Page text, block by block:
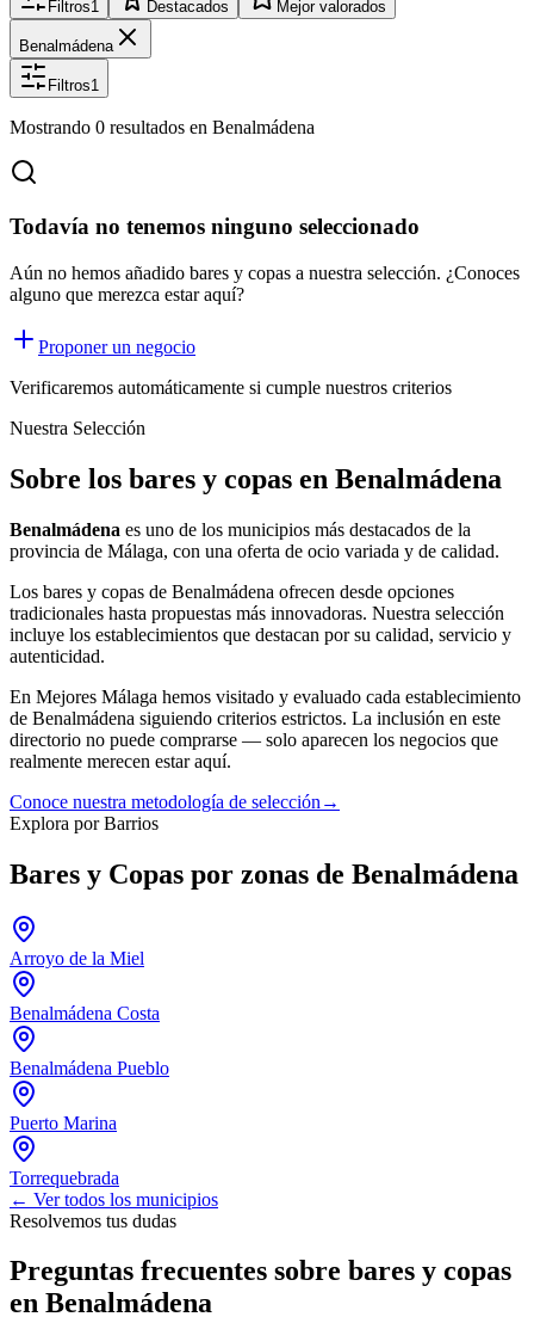
Filtros1 Destacados Mejor valorados
Benalmádena
Filtros1
Mostrando 0 resultados en Benalmádena
Todavía no tenemos ninguno seleccionado
Aún no hemos añadido bares y copas a nuestra selección. ¿Conoces
alguno que merezca estar aquí?
Proponer un negocio
Verificaremos automáticamente si cumple nuestros criterios
Nuestra Selección
Sobre los bares y copas en Benalmádena
Benalmádena es uno de los municipios más destacados de la
provincia de Málaga, con una oferta de ocio variada y de calidad.
Los bares y copas de Benalmádena ofrecen desde opciones
tradicionales hasta propuestas más innovadoras. Nuestra selección
incluye los establecimientos que destacan por su calidad, servicio y
autenticidad.
En Mejores Málaga hemos visitado y evaluado cada establecimiento
de Benalmádena siguiendo criterios estrictos. La inclusión en este
directorio no puede comprarse — solo aparecen los negocios que
realmente merecen estar aquí.
Conoce nuestra metodología de selección →
Explora por Barrios
Bares y Copas por zonas de Benalmádena
Arroyo de la Miel
Benalmádena Costa
Benalmádena Pueblo
Puerto Marina
Torrequebrada
← Ver todos los municipios
Resolvemos tus dudas
Preguntas frecuentes sobre bares y copas
en Benalmádena